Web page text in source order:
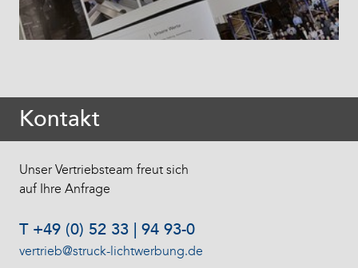
Kontakt
Unser Vertriebsteam freut sich
auf Ihre Anfrage
T +49 (0) 52 33 | 94 93-0
vertrieb@struck-lichtwerbung.de